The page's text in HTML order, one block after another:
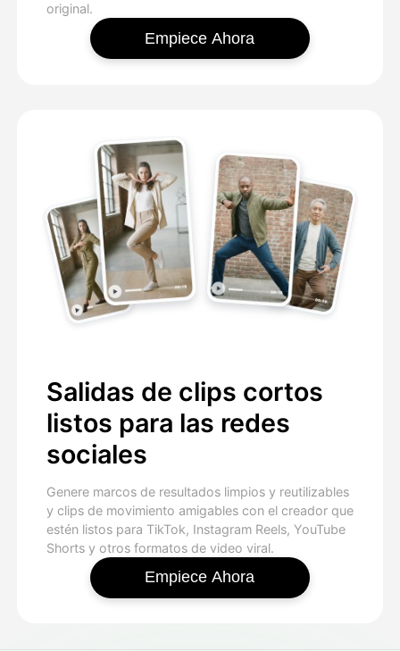
original.
Empiece Ahora
Salidas de clips cortos
listos para las redes
sociales
Genere marcos de resultados limpios y reutilizables
y clips de movimiento amigables con el creador que
estén listos para TikTok, Instagram Reels, YouTube
Shorts y otros formatos de video viral.
Empiece Ahora